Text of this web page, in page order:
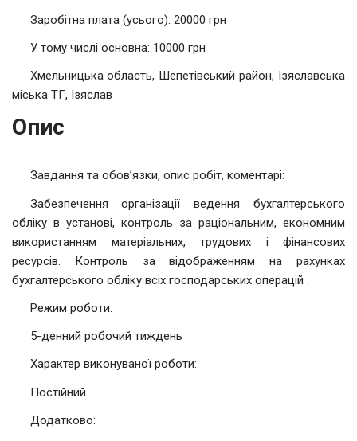
Заробітна плата (усього): 20000 грн
У тому числі основна: 10000 грн
Хмельницька область, Шепетівський район, Ізяславська
міська ТГ, Ізяслав
Опис
Завдання та обов’язки, опис робіт, коментарі:
Забезпечення організації ведення бухгалтерського
обліку в установі, контроль за раціональним, економним
використанням матеріальних, трудових і фінансових
ресурсів. Контроль за відображенням на рахунках
бухгалтерського обліку всіх господарських операцій .
Режим роботи:
5-денний робочий тиждень
Характер виконуваної роботи:
Постійний
Додатково: